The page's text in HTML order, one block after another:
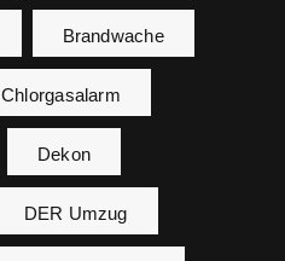
Brandwache
Chlorgasalarm
Dekon
DER Umzug